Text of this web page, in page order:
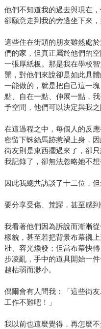
他們不知道我的過去與現在
卻願意走到我的旁邊坐下來
這些住在街頭的朋友雖然處
們的家，但真正屬於他們的
一張厚紙板。那是我在學校
開，對他們來說卻是如此具
一能做的，就是把自己這一
點、自在一點、伸展一點，
予空間，他們可以決定與我之
在這過程之中，每個人的反
密留下蛛絲馬跡惹禍上身，
街友則是東西擺過來了，卻
我記錄了，卻無法忽略她不想
因此我總共訪談了十二位，
要分享受傷、荒謬，甚至感
我看著他們因為訴說而漸漸
樣貌，甚至若把背景布幕襯
壯、容光煥發；但當布幕快
步凌亂，手中的道具開始一
越枯弱而渺小。
偶爾會有人問我：「這些街
工作不難吧！」
我以前也這麼覺得，再怎麼